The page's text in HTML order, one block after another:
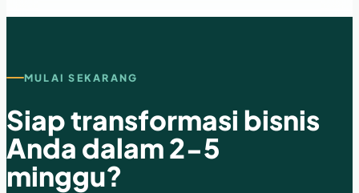
MULAI SEKARANG
Siap transformasi bisnis
Anda dalam 2-5
minggu?